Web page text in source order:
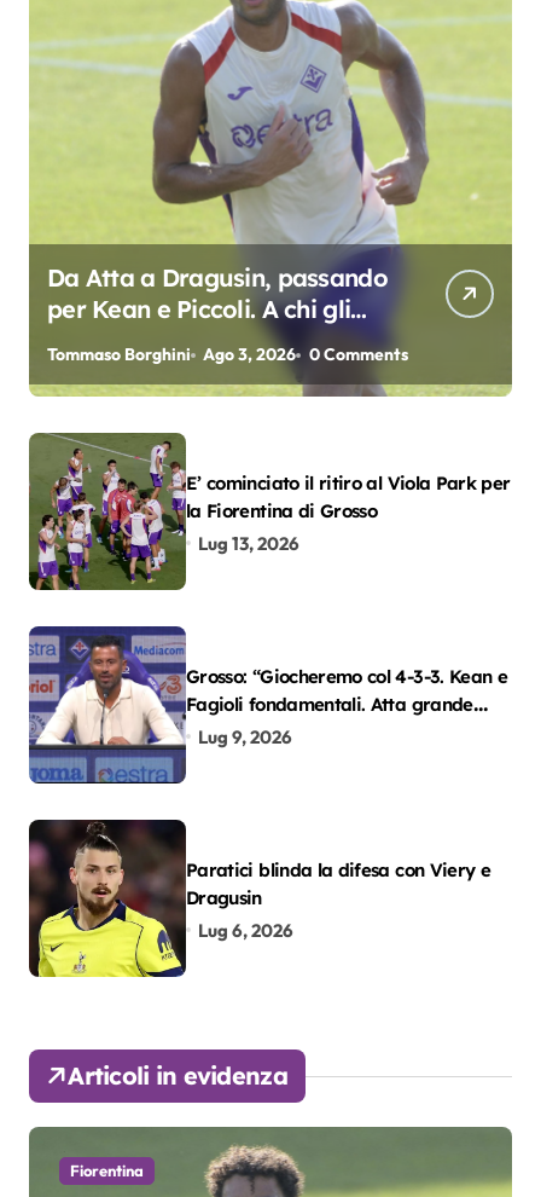
Da Atta a Dragusin, passando
per Kean e Piccoli. A chi gli
oscar del precampionato?
Tommaso Borghini Ago 3, 2026 0 Comments
E’ cominciato il ritiro al Viola Park per
la Fiorentina di Grosso
Lug 13, 2026
Grosso: “Giocheremo col 4-3-3. Kean e
Fagioli fondamentali. Atta grande
colpo”
Lug 9, 2026
Paratici blinda la difesa con Viery e
Dragusin
Lug 6, 2026
Articoli in evidenza
Fiorentina